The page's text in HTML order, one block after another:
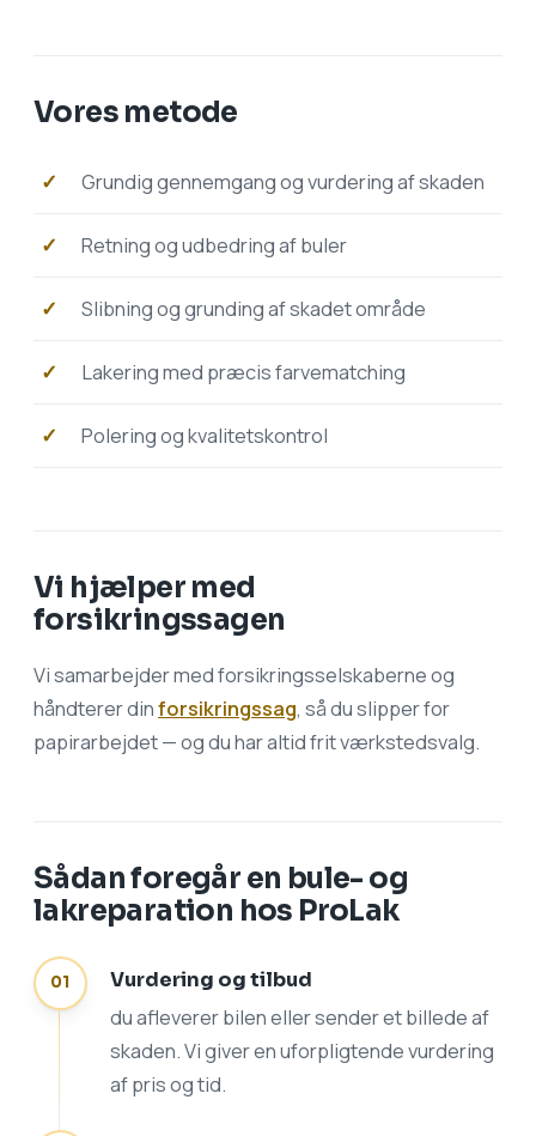
Vores metode
Grundig gennemgang og vurdering af skaden
Retning og udbedring af buler
Slibning og grunding af skadet område
Lakering med præcis farvematching
Polering og kvalitetskontrol
Vi hjælper med
forsikringssagen
Vi samarbejder med forsikringsselskaberne og
håndterer dinforsikringssag , så du slipper for
papirarbejdet — og du har altid frit værkstedsvalg.
Sådan foregår en bule- og
lakreparation hos ProLak
Vurdering og tilbud
du afleverer bilen eller sender et billede af
skaden. Vi giver en uforpligtende vurdering
af pris og tid.